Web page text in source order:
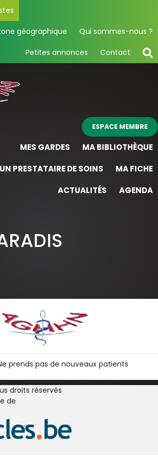
géographique Qui sommes-nous ?
Petites annonces Contact
ESPACE MEMBRE
MES GARDES
MA BIBLIOTHÈQUE
PRESTATAIRE DE SOINS
MA FICHE
ACTUALITÉS
AGENDA
prends pas de nouveaux patients
droits réservés
de